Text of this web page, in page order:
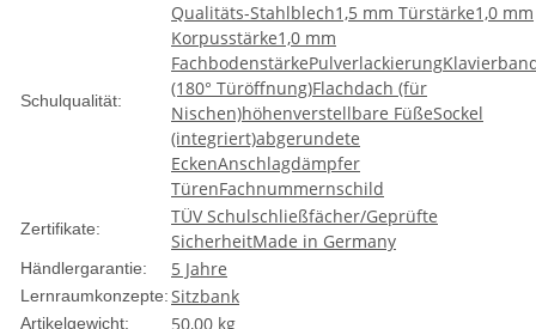
Schulqualität:
Qualitäts-Stahlblech1,5 mm Türstärke1,0 mm
Korpusstärke1,0 mm
FachbodenstärkePulverlackierung
(180° Türöffnung)Flachdach (für
Nischen)höhenverstellbare FüßeSockel
(integriert)abgerundete
EckenAnschlagdämpfer
TürenFachnummernschild
Zertifikate:
TÜV Schulschließfächer/Geprüfte
SicherheitMade in Germany
Händlergarantie: 5 Jahre
Lernraumkonzepte:Sitzbank
Artikelgewicht: 50,00 kg